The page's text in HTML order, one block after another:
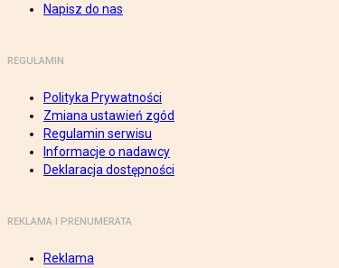
Napisz do nas
REGULAMIN
Polityka Prywatności
Zmiana ustawień zgód
Regulamin serwisu
Informacje o nadawcy
Deklaracja dostępności
REKLAMA I PRENUMERATA
Reklama